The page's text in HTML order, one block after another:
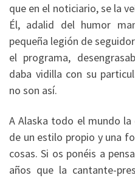
que en el noticiario, se la
Él, adalid del humor
pequeña legión de
el programa,
daba vidilla con su
no son así.
A Alaska todo el mundo
de un estilo propio y una
cosas. Si os ponéis a
años que la cantante-